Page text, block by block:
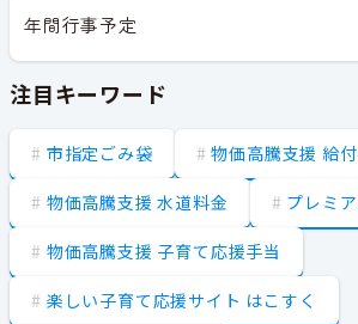
年間行事予定
注目キーワード
市指定ごみ袋 物価高騰支援 給
物価高騰支援 水道料金 プレミ
物価高騰支援 子育て応援手当
楽しい子育て応援サイト はこすく